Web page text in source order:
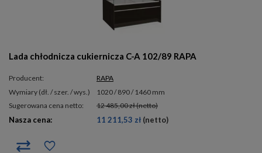
Lada chłodnicza cukiernicza C-A 102/89 RAPA
Producent:
RAPA
wymiary (dł. / szer. / wys.)
1020 / 890 / 1460 mm
Sugerowana cena netto:
12 485,00 zł(netto)
Nasza cena: 11 211,53 zł (netto)